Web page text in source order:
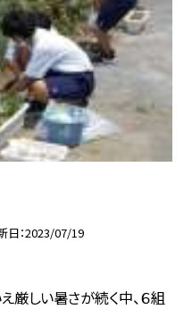
日 2023/07/19
厳しい暑さが続く中、６組